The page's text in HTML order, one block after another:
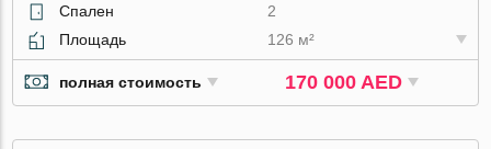
Спален
2
Площадь
126 м²
полная стоимость 170 000 AED